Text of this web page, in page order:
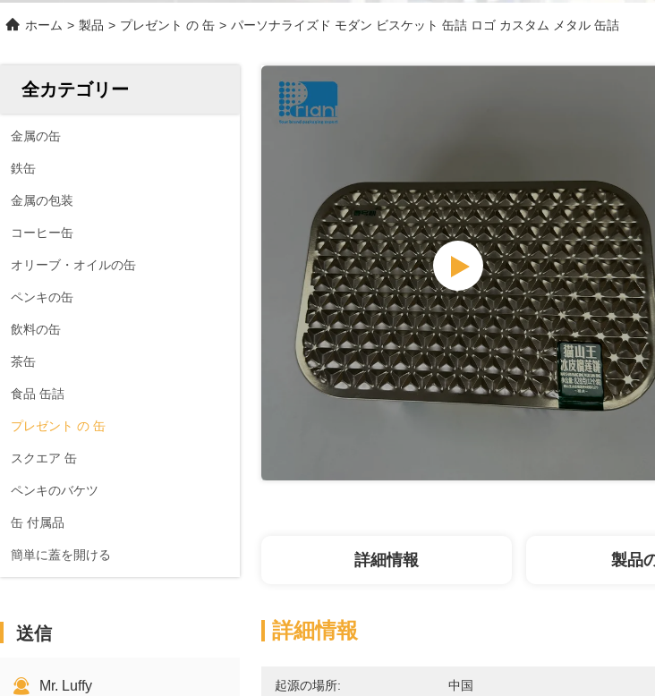
ホーム > 製品 > プレゼント の 缶 > パーソナライズド モダン ビスケット 缶詰 ロゴ カスタム メタル 缶詰
全カテゴリー
金属の缶
鉄缶
金属の包装
コーヒー缶
オリーブ・オイルの缶
ペンキの缶
飲料の缶
茶缶
食品 缶詰
プレゼント の 缶
スクエア 缶
ペンキのバケツ
缶 付属品
簡単に蓋を開ける
送信
Mr. Luffy
詳細情報 製品
詳細情報
起源の場所: 中国